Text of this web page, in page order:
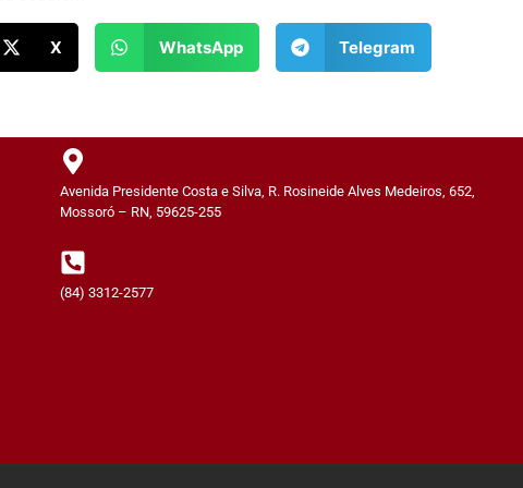
X WhatsApp Telegram
Avenida Presidente Costa e Silva, R. Rosineide Alves Medeiros, 652,
Mossoró – RN, 59625-255
(84) 3312-2577